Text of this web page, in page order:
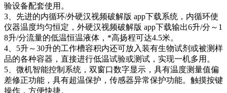
验设备配套使用。
3、先进的内循环/外硬汉视频破解版 app下载系统，内循环使
仪器温度均匀恒定，外硬汉视频破解版 app下载输出6升/分～1
8升/分流量的低温恒温液体，*高扬程可达4.5米。
4、5升～30升的工作槽容积内还可放入装有生物试剂或被测样
品的各种容器，直接进行低温试验或测试，实现一机多用。
5、微机智能控制系统，双窗口数字显示，具有温度测量值偏
差修正功能，具有超温保护，传感器异常保护功能。触摸按键
操作，方便快捷。